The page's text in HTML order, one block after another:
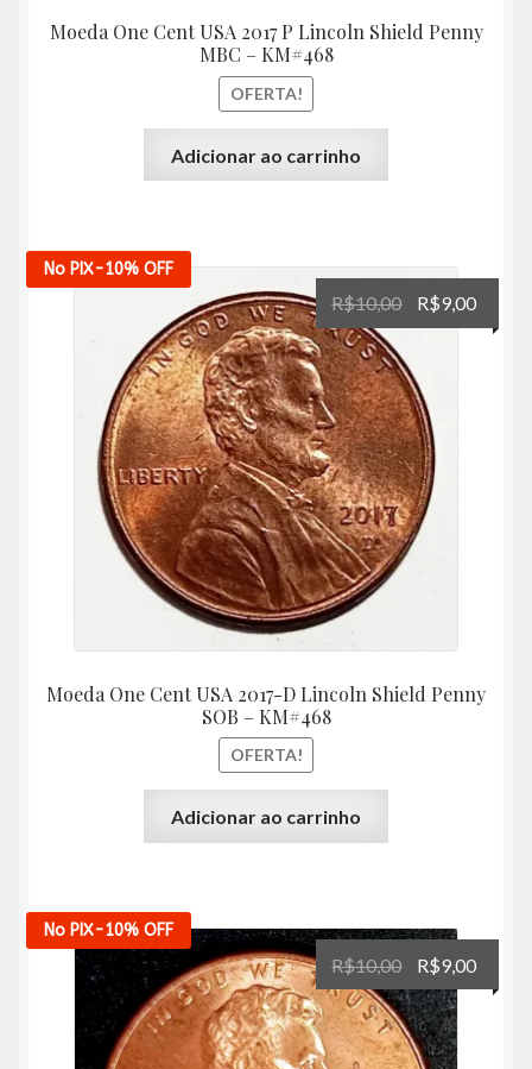
Moeda One Cent USA 2017 P Lincoln Shield Penny
MBC – KM#468
OFERTA!
Adicionar ao carrinho
No PIX-10% OFF
Moeda One Cent USA 2017-D Lincoln Shield Penny
SOB – KM#468
OFERTA!
R$10,00
O
preço
original
era:
R$10,00.
R$9,00O
preço
Adicionar ao carrinho
No PIX-10% OFF
R$10,00
O
preço
original
era:
R$9,00O
preço